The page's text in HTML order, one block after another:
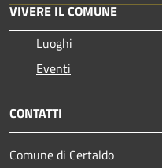
VIVERE IL COMUNE
Luoghi
Eventi
CONTATTI
Comune di Certaldo